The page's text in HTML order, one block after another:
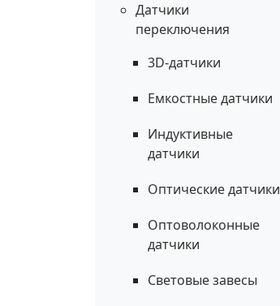
Датчики
переключения
3D-датчики
Емкостные датчики
Индуктивные
датчики
Оптические датчики
Оптоволоконные
датчики
Световые завесы